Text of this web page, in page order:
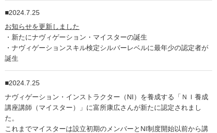
2024.7.25
お知らせを更新しました
・新たにナヴィゲーション・マイスターの誕生
・ナヴィゲーションスキル検定シルバーレベルに最年少の認定者が
誕生
2024.7.25
ナヴィゲーション・インストラクター（NI）を養成する「ＮＩ養成
講座講師（マイスター）」に富所康広さんが新たに認定されまし
た。
これまでマイスターは設立初期のメンバーとNI制度開始以前から講